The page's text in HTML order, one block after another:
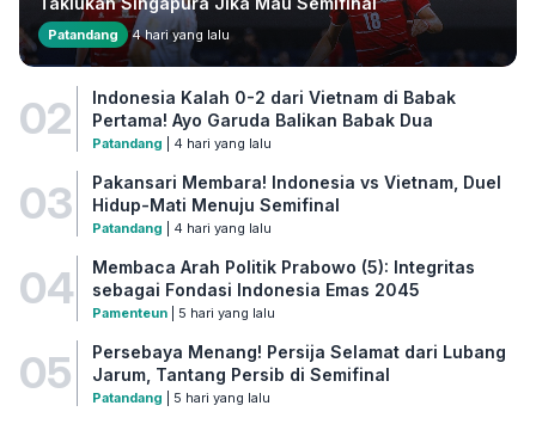
Patandang 4 hari yang lalu
02
Indonesia Kalah 0-2 dari Vietnam di Babak
Pertama! Ayo Garuda Balikan Babak Dua
Patandang | 4 hari yang lalu
03
Pakansari Membara! Indonesia vs Vietnam, Duel
Hidup-Mati Menuju Semifinal
Patandang | 4 hari yang lalu
04
Membaca Arah Politik Prabowo (5): Integritas
sebagai Fondasi Indonesia Emas 2045
Pamenteun| 5 hari yang lalu
05
Persebaya Menang! Persija Selamat dari Lubang
Jarum, Tantang Persib di Semifinal
Patandang | 5 hari yang lalu